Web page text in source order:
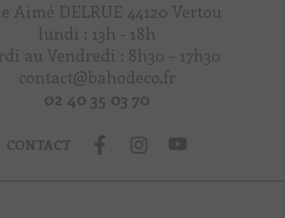
Aimé DELRUE 44120 Vertou
lundi : 13h - 18h
au Vendredi : 8h30 – 17h30
contact@bahodeco.fr
02 40 35 03 70
CONTACT